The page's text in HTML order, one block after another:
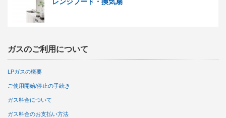
レンジフード・換気扇
ガスのご利用について
LPガスの概要
ご使用開始/停止の手続き
ガス料金について
ガス料金のお支払い方法